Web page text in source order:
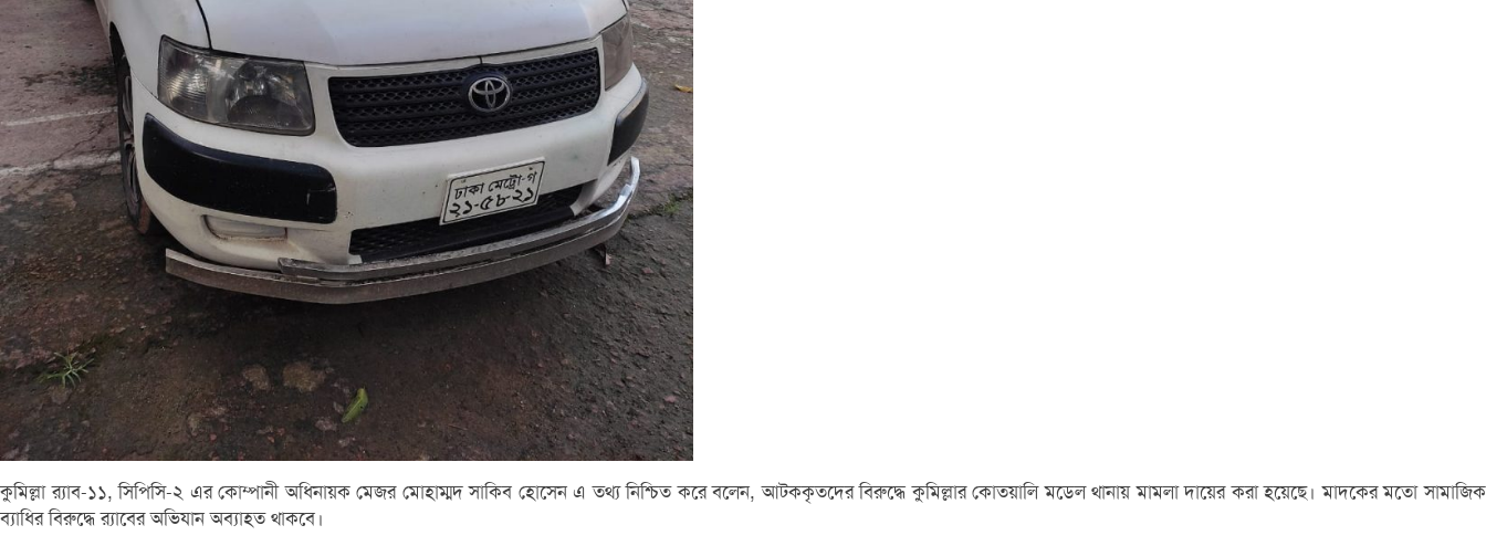
কুমিল্লা র‌্যাব-১১, সিপিসি-২ এর কোম্পানী অধিনায়ক মেজর মোহাম্মদ সাকিব হোসেন এ তথ্য নিশ্চিত করে বলেন, আটককৃতদের বিরুদ্ধে কুমিল্লার কোতয়ালি মডেল থানায় মামলা দায়ের করা হয়েছে। মাদকের মতো সামাজিক
ব্যাধির বিরুদ্ধে র‌্যাবের অভিযান অব্যাহত থাকবে।